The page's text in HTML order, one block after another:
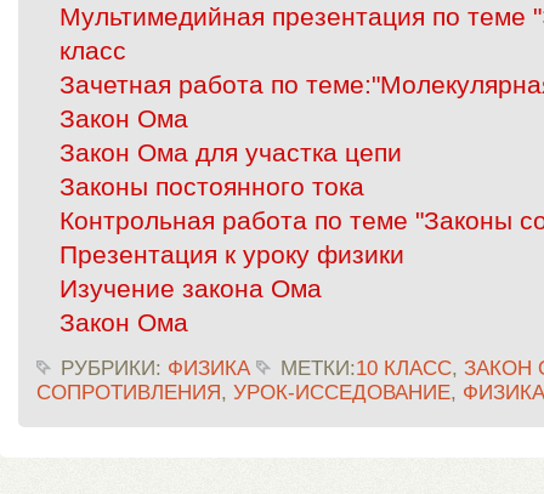
Мультимедийная презентация по теме
класс
Зачетная работа по
Закон Ома
Закон Ома для участка цепи
Законы постоянного тока
Контрольная работа по теме "Законы
Презентация к уроку физики
Изучение закона Ома
Закон Ома
РУБРИКИ: ФИЗИКА МЕТКИ:10 КЛАСС, ЗАКОН
СОПРОТИВЛЕНИЯ, УРОК-ИССЕДОВАНИЕ,